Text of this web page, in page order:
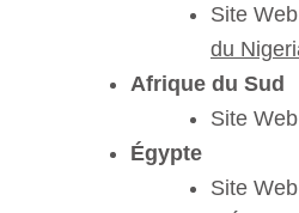
Site
du
Afrique du Sud
Site
Égypte
Site